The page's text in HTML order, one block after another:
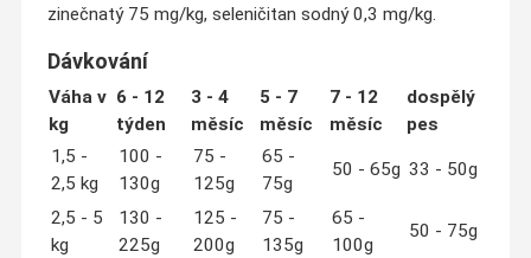
zinečnatý 75 mg/kg, seleničitan sodný 0,3 mg/kg.
Dávkování
Váha v
kg
6 - 12
týden
3 - 4
měsíc
5 - 7
měsíc
7 - 12
měsíc
dospělý
pes
1,5 -
2,5 kg
100 -
130g
75 -
125g
65 -
75g
50 - 65g 33 - 50g
2,5 - 5
kg
130 -
225g
125 -
200g
75 -
135g
65 -
100g
50 - 75g